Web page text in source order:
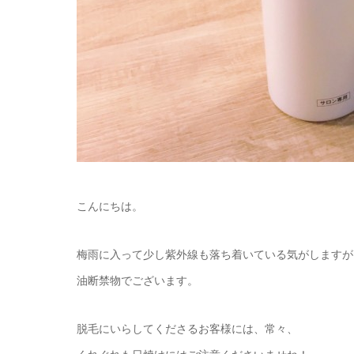
こんにちは。
梅雨に入って少し紫外線も落ち着いている気がします
油断禁物でございます。
脱毛にいらしてくださるお客様には、常々、